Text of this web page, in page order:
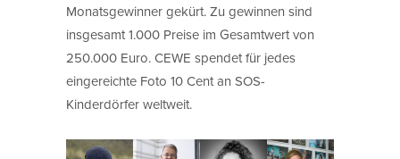
Monatsgewinner gekürt. Zu gewinnen sind
insgesamt 1.000 Preise im Gesamtwert von
250.000 Euro. CEWE spendet für jedes
eingereichte Foto 10 Cent an SOS-
Kinderdörfer weltweit.